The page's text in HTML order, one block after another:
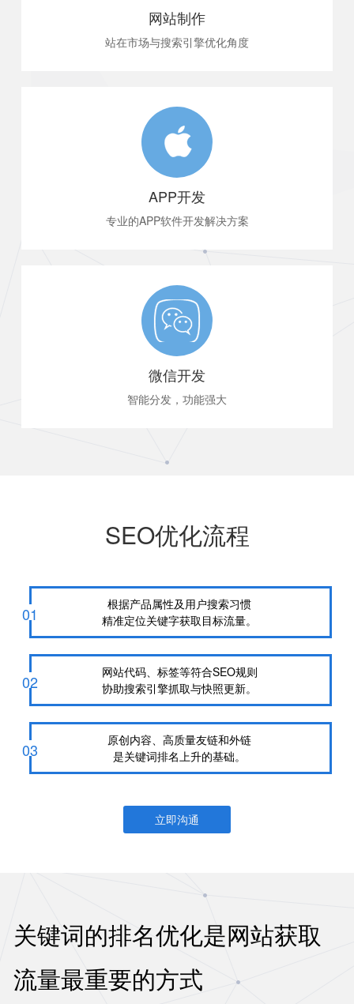
网站制作
站在市场与搜索引擎优化角度
APP开发
专业的APP软件开发解决方案
微信开发
智能分发，功能强大
SEO优化流程
01
根据产品属性及用户搜索习惯
精准定位关键字获取目标流量。
02
网站代码、标签等符合SEO规则
协助搜索引擎抓取与快照更新。
03
原创内容、高质量友链和外链
是关键词排名上升的基础。
立即沟通
关键词的排名优化是网站获取
流量最重要的方式